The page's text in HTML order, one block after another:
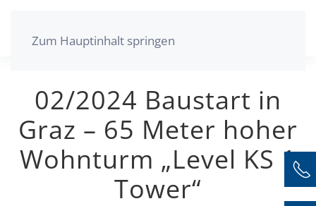
Zum Hauptinhalt springen
02/2024 Baustart in
Graz – 65 Meter hoher
Wohnturm „Level KS 1
Tower“